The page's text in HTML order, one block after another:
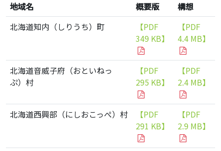
地域名
概要版
構想
北海道知内（しりうち）町
【PDF
349 KB】
【PDF
4.4 MB】
北海道音威子府（おといねっ
ぷ）村
【PDF
295 KB】
【PDF
2.4 MB】
北海道西興部（にしおこっぺ）村
【PDF
291 KB】
【PDF
2.9 MB】